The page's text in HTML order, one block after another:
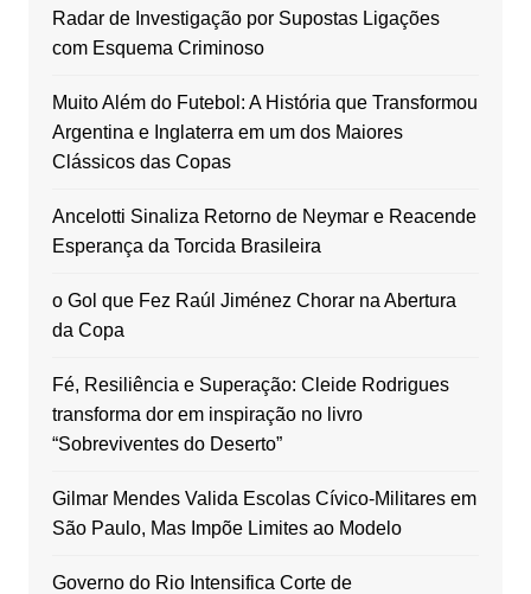
Radar de Investigação por Supostas Ligações
com Esquema Criminoso
Muito Além do Futebol: A História que Transformou
Argentina e Inglaterra em um dos Maiores
Clássicos das Copas
Ancelotti Sinaliza Retorno de Neymar e Reacende
Esperança da Torcida Brasileira
o Gol que Fez Raúl Jiménez Chorar na Abertura
da Copa
Fé, Resiliência e Superação: Cleide Rodrigues
transforma dor em inspiração no livro
“Sobreviventes do Deserto”
Gilmar Mendes Valida Escolas Cívico-Militares em
São Paulo, Mas Impõe Limites ao Modelo
Governo do Rio Intensifica Corte de